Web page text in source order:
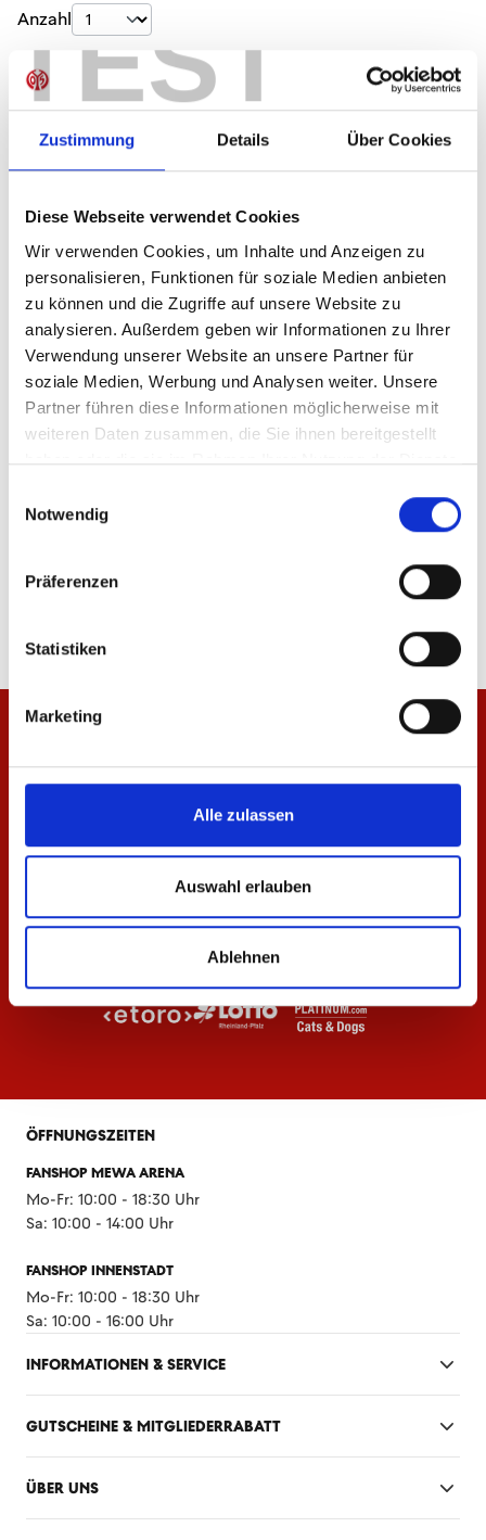
TEST
Zustimmung Details Über Cookies
Diese Webseite verwendet Cookies
Wir verwenden Cookies, um Inhalte und Anzeigen zu
personalisieren, Funktionen für soziale Medien anbieten
zu können und die Zugriffe auf unsere Website zu
analysieren. Außerdem geben wir Informationen zu Ihrer
Verwendung unserer Website an unsere Partner für
soziale Medien, Werbung und Analysen weiter. Unsere
Partner führen diese Informationen möglicherweise mit
weiteren Daten zusammen, die Sie ihnen bereitgestellt
haben oder die sie im Rahmen Ihrer Nutzung der Dienste
Notwendig
Präferenzen
Statistiken
Marketing
Alle zulassen
Auswahl erlauben
Ablehnen
Produkt Anzahl: Gib den gewünschten
Anzahl
Sofort verfügbar, Lieferzeit: 5-7 Tage
Produktdetails
ÄHNLICHE PRODUKTE
39,95 €
ÖFFNUNGSZEITEN
FANSHOP MEWA ARENA
Mo-Fr: 10:00 - 18:30 Uhr
Sa: 10:00 - 14:00 Uhr
FANSHOP INNENSTADT
Mo-Fr: 10:00 - 18:30 Uhr
Sa: 10:00 - 16:00 Uhr
INFORMATIONEN & SERVICE
GUTSCHEINE & MITGLIEDERRABATT
ÜBER UNS